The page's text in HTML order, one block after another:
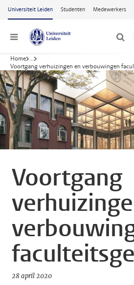
Ga naar hoofdinhoud
Universiteit Leiden Studenten Medewerkers
Menu
Home ...
Voortgang verhuizingen en verbouwingen
Voortgang
28 april 2020